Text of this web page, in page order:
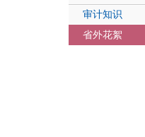
审计知识
省外花絮